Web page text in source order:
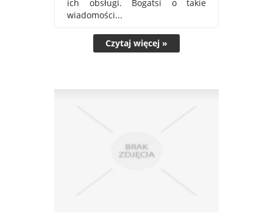
ich obsługi. Bogatsi o takie
wiadomości...
Czytaj więcej »